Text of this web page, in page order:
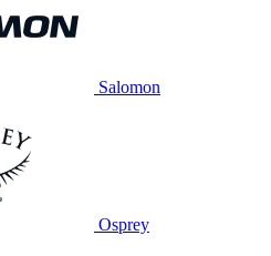
Salomon
Osprey